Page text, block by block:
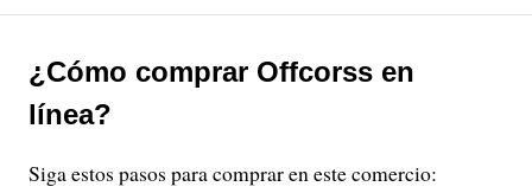
¿Cómo comprar Offcorss en
línea?
Siga estos pasos para comprar en este comercio: